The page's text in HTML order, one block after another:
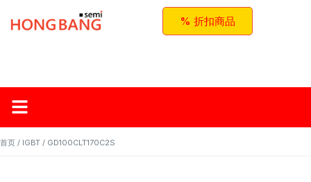
% 折扣商品
首页 / IGBT / GD100CLT170C2S